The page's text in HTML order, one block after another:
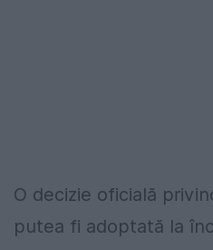
O decizie oficială
putea fi adoptată la